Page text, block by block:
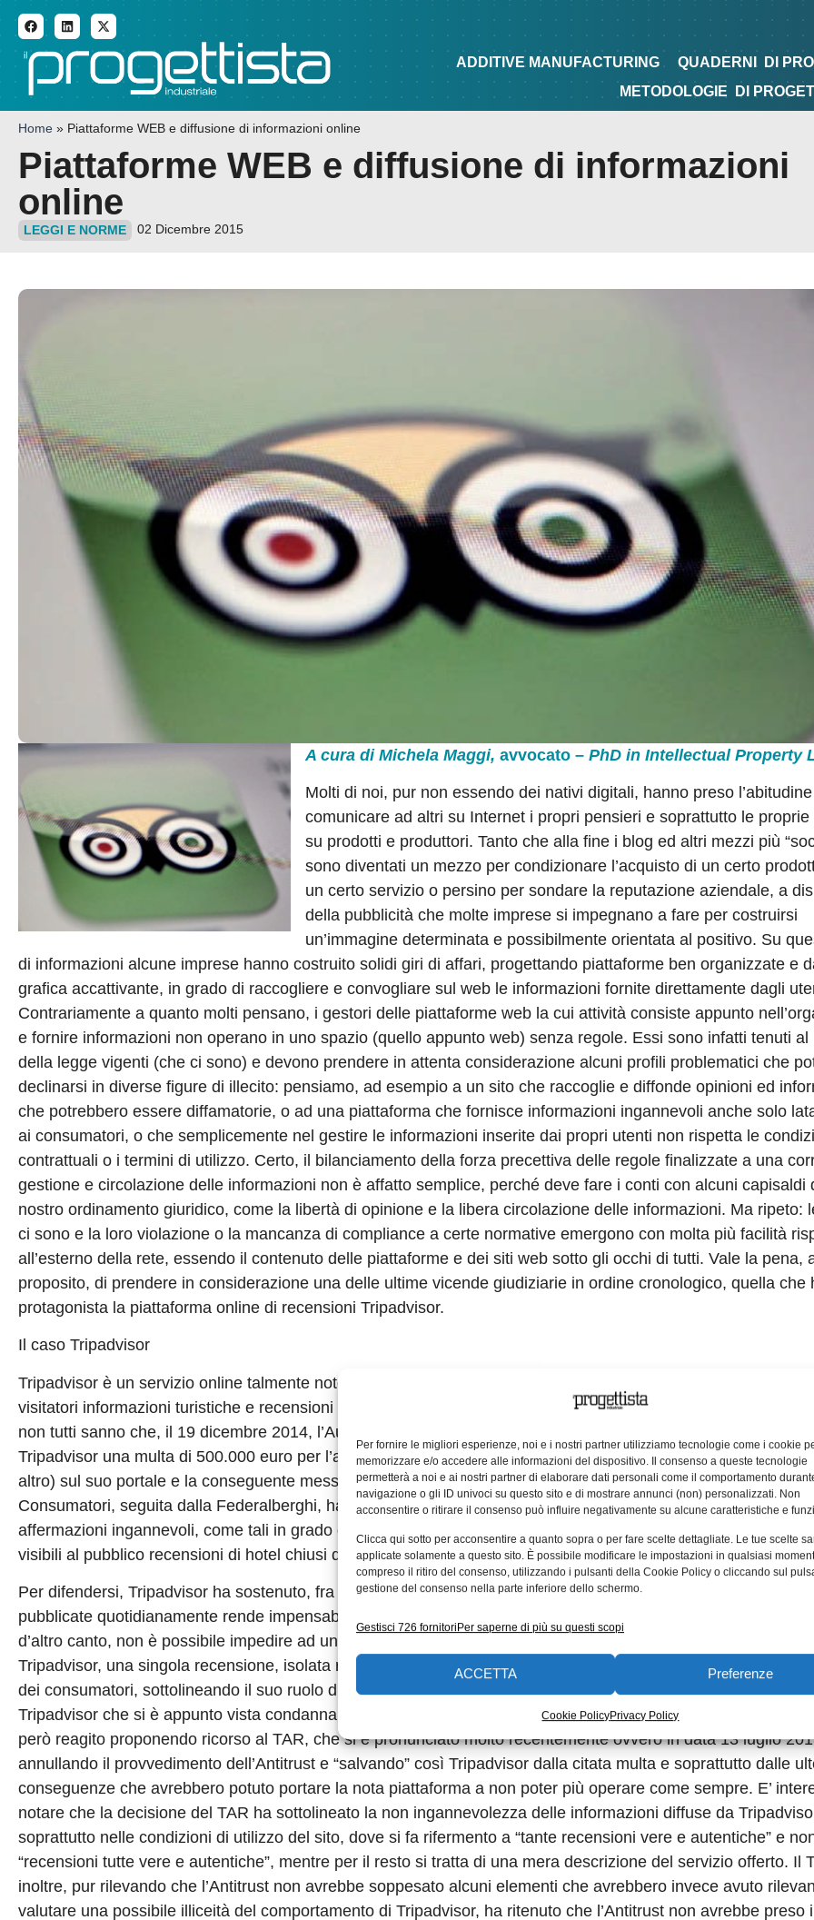
Per fornire le migliori esperienze, noi e i nostri partner utilizziamo tecnologie come i cookie
memorizzare e/o accedere alle informazioni del dispositivo. Il consenso a queste tecnologie
permetterà a noi e ai nostri partner di elaborare dati personali come il comportamento
navigazione o gli ID univoci su questo sito e di mostrare annunci (non) personalizzati. Non
acconsentire o ritirare il consenso può influire negativamente su alcune caratteristiche e
Clicca qui sotto per acconsentire a quanto sopra o per fare scelte dettagliate. Le tue scelte
applicate solamente a questo sito. È possibile modificare le impostazioni in qualsiasi
compreso il ritiro del consenso, utilizzando i pulsanti della Cookie Policy o cliccando sul
gestione del consenso nella parte inferiore dello schermo.
Gestisci 726 fornitoriPer saperne di più su questi scopi
ACCETTA Preferenze
Cookie PolicyPrivacy Policy
ADDITIVE MANUFACTURING QUADERNI DI PROGETTAZIONE TIPS&TRICKS
ADDITIVE MANUFACTURING QUADERNI DI
METODOLOGIE
DI
Home » Piattaforme WEB e diffusione di informazioni online
Piattaforme WEB e diffusione di informazioni
online
LEGGI E NORME 02 Dicembre 2015
A cura di Michela Maggi, avvocato – PhD in Intellectual Property
Molti di noi, pur non essendo dei nativi digitali, hanno preso
comunicare ad altri su Internet i propri pensieri e soprattutto le proprie
su prodotti e produttori. Tanto che alla fine i blog ed altri mezzi più
sono diventati un mezzo per condizionare l’acquisto di un certo
un certo servizio o persino per sondare la reputazione aziendale, a
della pubblicità che molte imprese si impegnano a fare per costruirsi
un’immagine determinata e possibilmente orientata al positivo. Su
di informazioni alcune imprese hanno costruito solidi giri di affari, progettando piattaforme ben organizzate e
grafica accattivante, in grado di raccogliere e convogliare sul web le informazioni fornite direttamente dagli
Contrariamente a quanto molti pensano, i gestori delle piattaforme web la cui attività consiste appunto
e fornire informazioni non operano in uno spazio (quello appunto web) senza regole. Essi sono infatti tenuti al
della legge vigenti (che ci sono) e devono prendere in attenta considerazione alcuni profili problematici che
declinarsi in diverse figure di illecito: pensiamo, ad esempio a un sito che raccoglie e diffonde opinioni ed
che potrebbero essere diffamatorie, o ad una piattaforma che fornisce informazioni ingannevoli anche solo
ai consumatori, o che semplicemente nel gestire le informazioni inserite dai propri utenti non rispetta le
contrattuali o i termini di utilizzo. Certo, il bilanciamento della forza precettiva delle regole finalizzate a una
gestione e circolazione delle informazioni non è affatto semplice, perché deve fare i conti con alcuni capisaldi
nostro ordinamento giuridico, come la libertà di opinione e la libera circolazione delle informazioni. Ma ripeto:
ci sono e la loro violazione o la mancanza di compliance a certe normative emergono con molta più facilità
all’esterno della rete, essendo il contenuto delle piattaforme e dei siti web sotto gli occhi di tutti. Vale la pena,
proposito, di prendere in considerazione una delle ultime vicende giudiziarie in ordine cronologico, quella che
protagonista la piattaforma online di recensioni Tripadvisor.
Il caso Tripadvisor
Tripadvisor è un servizio online talmente noto che non ha bisogno di presentazioni. Come tutti sanno, offre ai
visitatori informazioni turistiche e recensioni pubblicate dagli utenti su alberghi, ristoranti e strutture di altro
non tutti sanno che, il 19 dicembre 2014, l’Autorità Garante della Concorrenza e del Mercato o Antitrust ha
Tripadvisor una multa di 500.000 euro per l’avvenuta presunta diffusione di informazioni ingannevoli
altro) sul suo portale e la conseguente messa in atto di una pratica commerciale scorretta. L’Unione Nazionale
Consumatori, seguita dalla Federalberghi, ha infatti dato il via al procedimento, lamentando che il sito
affermazioni ingannevoli, come tali in grado di alterare il comportamento economico dei consumatori, fino a
visibili al pubblico recensioni di hotel chiusi da vari anni o ristoranti inesistenti.
Per difendersi, Tripadvisor ha sostenuto, fra le altre argomentazioni, che il numero elevatissimo di recensioni
pubblicate quotidianamente rende impensabile un controllo capillare sui fatti riportati nelle recensioni stesse e
d’altro canto, non è possibile impedire ad un utente di scrivere una recensione inventata. Inoltre, sempre a dire
Tripadvisor, una singola recensione, isolata rispetto alle altre, non è in grado da sola di orientare le scelte
dei consumatori, sottolineando il suo ruolo di mero “contenitore di informazioni”. L’Antitrust ha però respinto le
Tripadvisor che si è appunto vista condannare al pagamento di 500.000 euro. Contro questa decisione,
però reagito proponendo ricorso al TAR, che si è pronunciato molto recentemente ovvero in data 13 luglio
annullando il provvedimento dell’Antitrust e “salvando” così Tripadvisor dalla citata multa e soprattutto dalle
conseguenze che avrebbero potuto portare la nota piattaforma a non poter più operare come sempre. E’
notare che la decisione del TAR ha sottolineato la non ingannevolezza delle informazioni diffuse da
soprattutto nelle condizioni di utilizzo del sito, dove si fa rifermento a “tante recensioni vere e autentiche” e
“recensioni tutte vere e autentiche”, mentre per il resto si tratta di una mera descrizione del servizio offerto. Il
inoltre, pur rilevando che l’Antitrust non avrebbe soppesato alcuni elementi che avrebbero invece avuto
valutare una possibile illiceità del comportamento di Tripadvisor, ha ritenuto che l’Antitrust non avrebbe preso